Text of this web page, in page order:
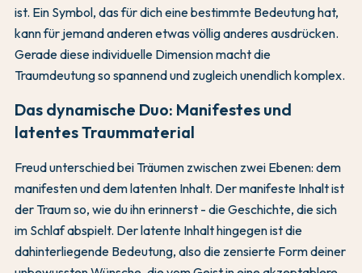
ist. Ein Symbol, das für dich eine bestimmte Bedeutung hat,
kann für jemand anderen etwas völlig anderes ausdrücken.
Gerade diese individuelle Dimension macht die
Traumdeutung so spannend und zugleich unendlich komplex.
Das dynamische Duo: Manifestes und
latentes Traummaterial
Freud unterschied bei Träumen zwischen zwei Ebenen: dem
manifesten und dem latenten Inhalt. Der manifeste Inhalt ist
der Traum so, wie du ihn erinnerst - die Geschichte, die sich
im Schlaf abspielt. Der latente Inhalt hingegen ist die
dahinterliegende Bedeutung, also die zensierte Form deiner